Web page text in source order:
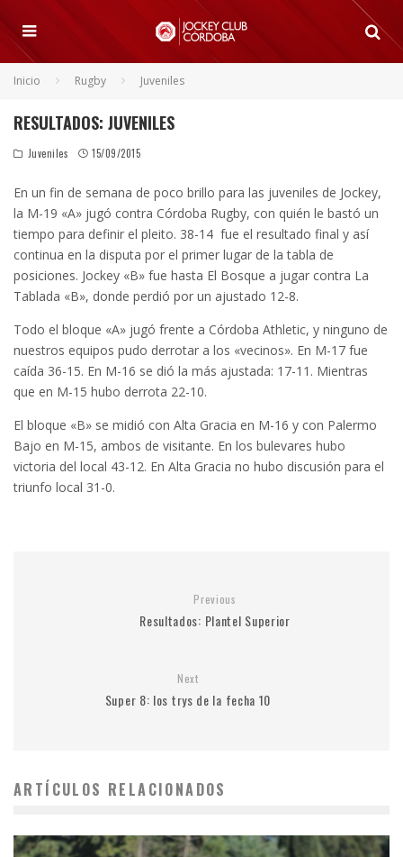
Inicio Rugby Juveniles
RESULTADOS: JUVENILES
Juveniles 15/09/2015
En un fin de semana de poco brillo para las juveniles de Jockey,
la M-19 «A» jugó contra Córdoba Rugby, con quién le bastó un
tiempo para definir el pleito. 38-14 fue el resultado final y así
continua en la disputa por el primer lugar de la tabla de
posiciones. Jockey «B» fue hasta El Bosque a jugar contra La
Tablada «B», donde perdió por un ajustado 12-8.
Todo el bloque «A» jugó frente a Córdoba Athletic, y ninguno de
nuestros equipos pudo derrotar a los «vecinos». En M-17 fue
caída 36-15. En M-16 se dió la más ajustada: 17-11. Mientras
que en M-15 hubo derrota 22-10.
El bloque «B» se midió con Alta Gracia en M-16 y con Palermo
Bajo en M-15, ambos de visitante. En los bulevares hubo
victoria del local 43-12. En Alta Gracia no hubo discusión para el
triunfo local 31-0.
Previous
Resultados: Plantel Superior
Next
Super 8: los trys de la fecha 10
ARTÍCULOS RELACIONADOS